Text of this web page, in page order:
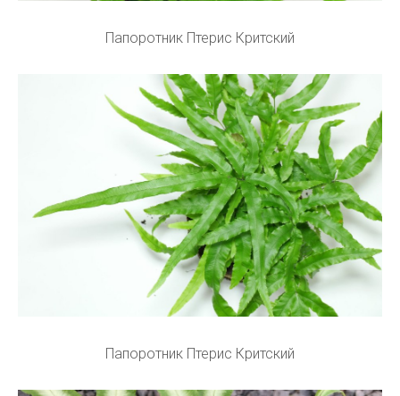
Папоротник Птерис Критский
Папоротник Птерис Критский